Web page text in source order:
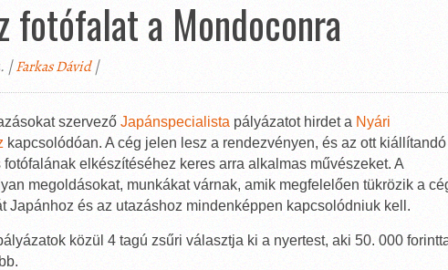
fotófalat a Mondoconra
|Farkas Dávid|
szervező Japánspecialista pályázatot hirdet a Nyári
kapcsolódóan. A cég jelen lesz a rendezvényen, és az ott kiállítandó
fotófalának elkészítéséhez keres arra alkalmas művészeket. A
megoldásokat, munkákat várnak, amik megfelelően tükrözik a
Japánhoz és az utazáshoz mindenképpen kapcsolódniuk kell.
közül 4 tagú zsűri választja ki a nyertest, aki 50. 000